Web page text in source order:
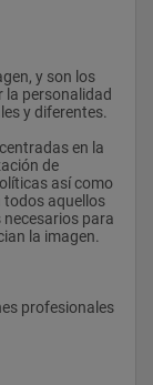
y son los
la personalidad
y diferentes.
en la
de
así como
aquellos
para
la imagen.
profesionales